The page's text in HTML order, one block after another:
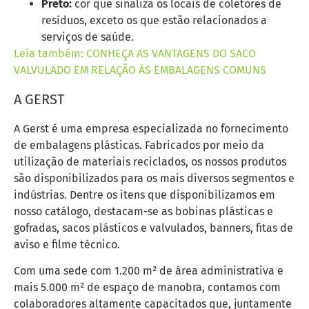
Preto: cor que sinaliza os locais de coletores de
resíduos, exceto os que estão relacionados a
serviços de saúde.
Leia também: CONHEÇA AS VANTAGENS DO SACO
VALVULADO EM RELAÇÃO ÀS EMBALAGENS COMUNS
A GERST
A Gerst é uma empresa especializada no fornecimento
de embalagens plásticas. Fabricados por meio da
utilização de materiais reciclados, os nossos produtos
são disponibilizados para os mais diversos segmentos e
indústrias. Dentre os itens que disponibilizamos em
nosso catálogo, destacam-se as bobinas plásticas e
gofradas, sacos plásticos e valvulados, banners, fitas de
aviso e filme técnico.
Com uma sede com 1.200 m² de área administrativa e
mais 5.000 m² de espaço de manobra, contamos com
colaboradores altamente capacitados que, juntamente